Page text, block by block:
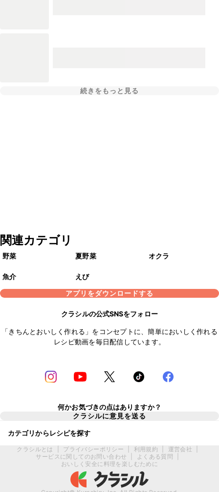
続きをもっと見る
関連カテゴリ
野菜 夏野菜 オクラ
魚介
えび
アプリをダウンロードする
クラシルの公式SNSをフォロー
「きちんとおいしく作れる」をコンセプトに、簡単においしく作れる
レシピ動画を毎日配信しています。
何かお気づきの点はありますか？
クラシルに意見を送る
カテゴリからレシピを探す
クラシルとは プライバシーポリシー 利用規約 運営会社
サービスに関してのお問い合わせ
よくある質問
おいしく安全に料理を楽しむために